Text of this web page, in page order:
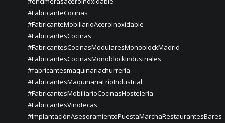
#FabricanteCocinas
#FabricanteMobiliarioAceroInoxidable
#FabricantesCocinas
#FabricantesCocinasModularesMonoblockMadrid
#FabricantesCocinasMonoblockIndustriales
#fabricantesmaquinariachurrería
#FabricantesMaquinariaFríoIndustrial
#FabricantesMobiliarioCocinasHostelería
#FabricantesVinotecas
#ImplantaciónAsesoramientoPuestaMarchaRestaurantesBares